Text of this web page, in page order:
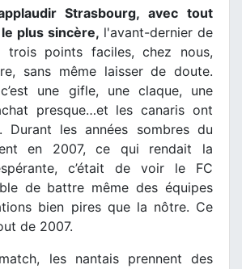
Strasbourg, avec tout
plus sincère, l'avant-dernier de
trois points faciles, chez nous,
sans même laisser de doute.
une gifle, une claque, une
presque…et les canaris ont
Durant les années sombres du
en 2007, ce qui rendait la
c’était de voir le FC
de battre même des équipes
bien pires que la nôtre. Ce
de 2007.
les nantais prennent des